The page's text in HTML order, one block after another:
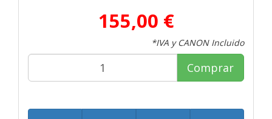
155,00 €
*IVA y CANON Incluido
Comprar